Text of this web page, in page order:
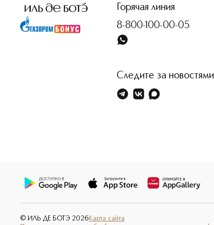
Горячая линия
8-800-100-00-05
Следите за новостями
© ИЛЬ ДЕ БОТЭ 2026 Карта сайта